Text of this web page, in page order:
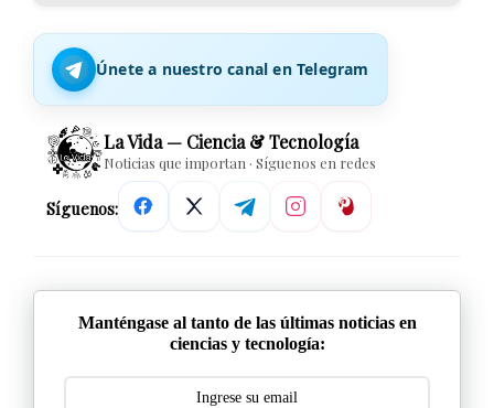
Únete a nuestro canal en Telegram
La Vida — Ciencia & Tecnología
Noticias que importan · Síguenos en redes
Síguenos:
Manténgase al tanto de las últimas noticias en
ciencias y tecnología: